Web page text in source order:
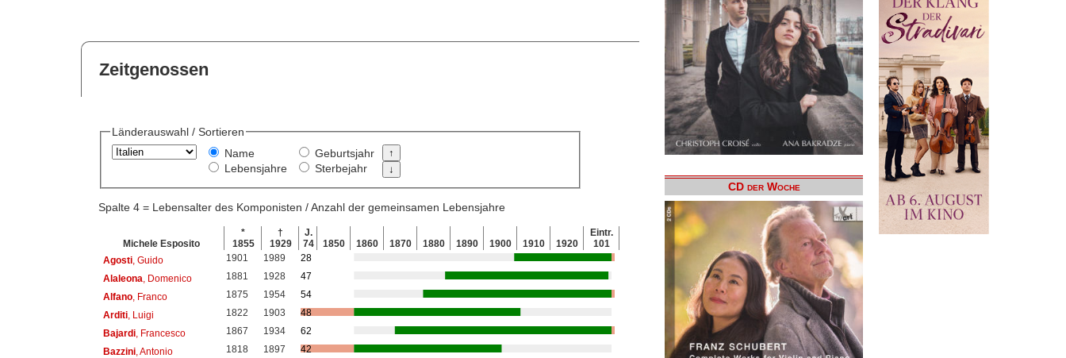
Zeitgenossen
Länderauswahl / Sortieren
Name
Lebensjahre
Geburtsjahr
Sterbejahr
Spalte 4 = Lebensalter des Komponisten / Anzahl der gemeinsamen Lebensjahre
Michele Esposito
*
1855
†
1929
J.
74
1850 1860 1870 1880 1890 1900 1910 1920
Eintr.
101
Agosti, Guido 1901 1989
28
Alaleona , Domenico 1881 1928
47
Alfano, Franco 1875 1954
54
Arditi, Luigi 1822 1903
48
Bajardi, Francesco 1867 1934
62
Bazzini, Antonio 1818 1897
42
CD der Woche